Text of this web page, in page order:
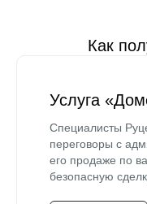
Как
Услуга
Специалисты
переговоры с
его продаже по
безопасную